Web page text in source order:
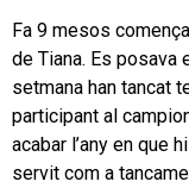
Fa 9 mesos
de Tiana. Es posava
setmana han tancat
participant al
acabar l’any en que
servit com a